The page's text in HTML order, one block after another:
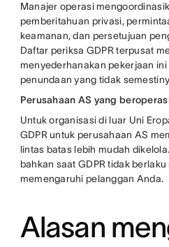
Manajer operasi
pemberitahuan privasi,
keamanan, dan persetujuan
Daftar periksa GDPR terpusat
menyederhanakan pekerjaan
penundaan yang tidak
Perusahaan AS yang
Untuk organisasi di luar Uni
GDPR untuk perusahaan AS
lintas batas lebih mudah
bahkan saat GDPR tidak
memengaruhi pelanggan Anda.
Alasan